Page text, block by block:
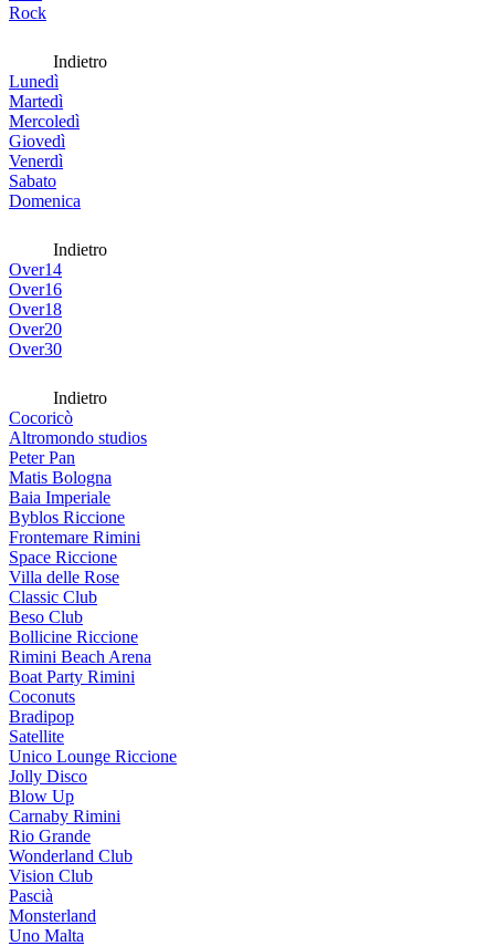
Rock
Indietro
Lunedì
Martedì
Mercoledì
Giovedì
Venerdì
Sabato
Domenica
Indietro
Over14
Over16
Over18
Over20
Over30
Indietro
Cocoricò
Altromondo studios
Peter Pan
Matis Bologna
Baia Imperiale
Byblos Riccione
Frontemare Rimini
Space Riccione
Villa delle Rose
Classic Club
Beso Club
Bollicine Riccione
Rimini Beach Arena
Boat Party Rimini
Coconuts
Bradipop
Satellite
Unico Lounge Riccione
Jolly Disco
Blow Up
Carnaby Rimini
Rio Grande
Wonderland Club
Vision Club
Pascià
Monsterland
Uno Malta